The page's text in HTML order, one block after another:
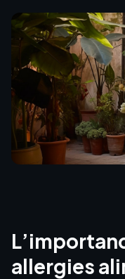
allergies